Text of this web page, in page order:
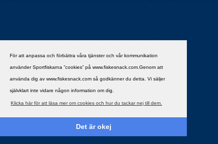
För att anpassa och förbättra våra tjänster och vår kommunikation
använder Sportfiskarna ”cookies” på www.fiskesnack.com.Genom att
använda dig av www.fiskesnack.com så godkänner du detta. Vi säljer
självklart inte vidare någon information om dig.
Klicka här för att läsa mer om cookies och hur du tackar nej till dem.
Det är okej